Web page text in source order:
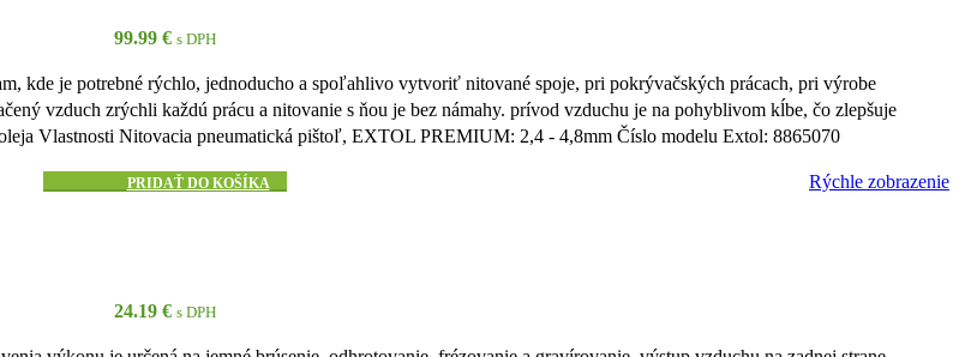
99.99 € s DPH
kde je potrebné rýchlo, jednoducho a spoľahlivo vytvoriť nitované spoje, pri pokrývačských prácach, pri výrobe
vzduch zrýchli každú prácu a nitovanie s ňou je bez námahy. prívod vzduchu je na pohyblivom kĺbe, čo zlepšuje
Vlastnosti Nitovacia pneumatická pištoľ, EXTOL PREMIUM: 2,4 - 4,8mm Číslo modelu Extol: 8865070
PRIDAŤ DO KOŠÍKA Rýchle zobrazenie
24.19 € s DPH